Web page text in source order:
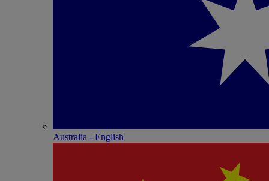
Australia - English